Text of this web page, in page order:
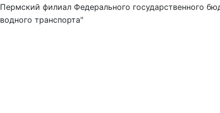
Пермский филиал Федерального государственного
водного транспорта"